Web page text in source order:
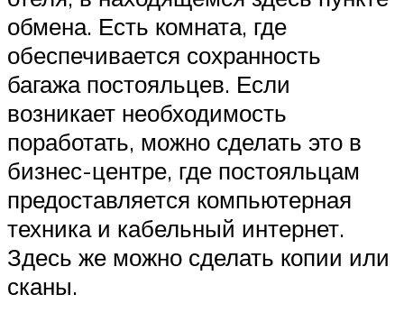
обмена. Есть комната, где
обеспечивается сохранность
багажа постояльцев. Если
возникает необходимость
поработать, можно сделать это в
бизнес-центре, где постояльцам
предоставляется компьютерная
техника и кабельный интернет.
Здесь же можно сделать копии или
сканы.